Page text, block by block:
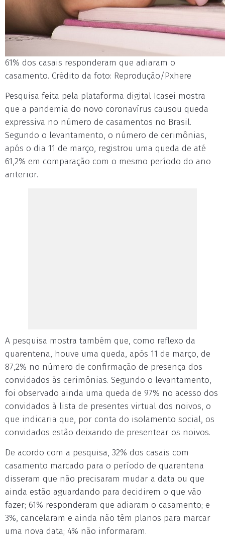
61% dos casais responderam que adiaram o
casamento. Crédito da foto: Reprodução/Pxhere
Pesquisa feita pela plataforma digital Icasei mostra
que a pandemia do novo coronavírus causou queda
expressiva no número de casamentos no Brasil.
Segundo o levantamento, o número de cerimônias,
após o dia 11 de março, registrou uma queda de até
61,2% em comparação com o mesmo período do ano
anterior.
A pesquisa mostra também que, como reflexo da
quarentena, houve uma queda, após 11 de março, de
87,2% no número de confirmação de presença dos
convidados às cerimônias. Segundo o levantamento,
foi observado ainda uma queda de 97% no acesso dos
convidados à lista de presentes virtual dos noivos, o
que indicaria que, por conta do isolamento social, os
convidados estão deixando de presentear os noivos.
De acordo com a pesquisa, 32% dos casais com
casamento marcado para o período de quarentena
disseram que não precisaram mudar a data ou que
ainda estão aguardando para decidirem o que vão
fazer; 61% responderam que adiaram o casamento; e
3%, cancelaram e ainda não têm planos para marcar
uma nova data; 4% não informaram.